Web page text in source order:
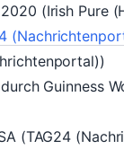
(Irish Pure
Guinness
(TAG24